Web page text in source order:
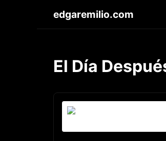
edgaremilio.com
El Día